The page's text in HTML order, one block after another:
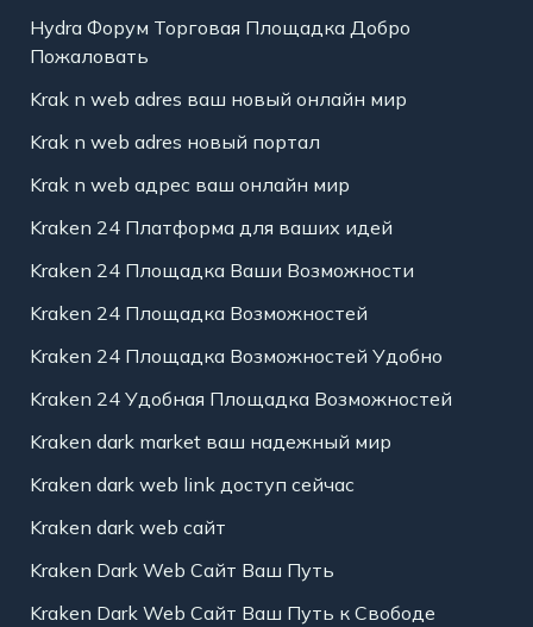
Hydra Форум Торговая Площадка Добро
Пожаловать
Krak n web adres ваш новый онлайн мир
Krak n web adres новый портал
Krak n web адрес ваш онлайн мир
Kraken 24 Платформа для ваших идей
Kraken 24 Площадка Ваши Возможности
Kraken 24 Площадка Возможностей
Kraken 24 Площадка Возможностей Удобно
Kraken 24 Удобная Площадка Возможностей
Kraken dark market ваш надежный мир
Kraken dark web link доступ сейчас
Kraken dark web сайт
Kraken Dark Web Сайт Ваш Путь
Kraken Dark Web Сайт Ваш Путь к Свободе